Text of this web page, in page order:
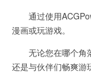
通过使用
漫画或玩游戏。
无论您在哪个角落
还是与伙伴们畅爽游